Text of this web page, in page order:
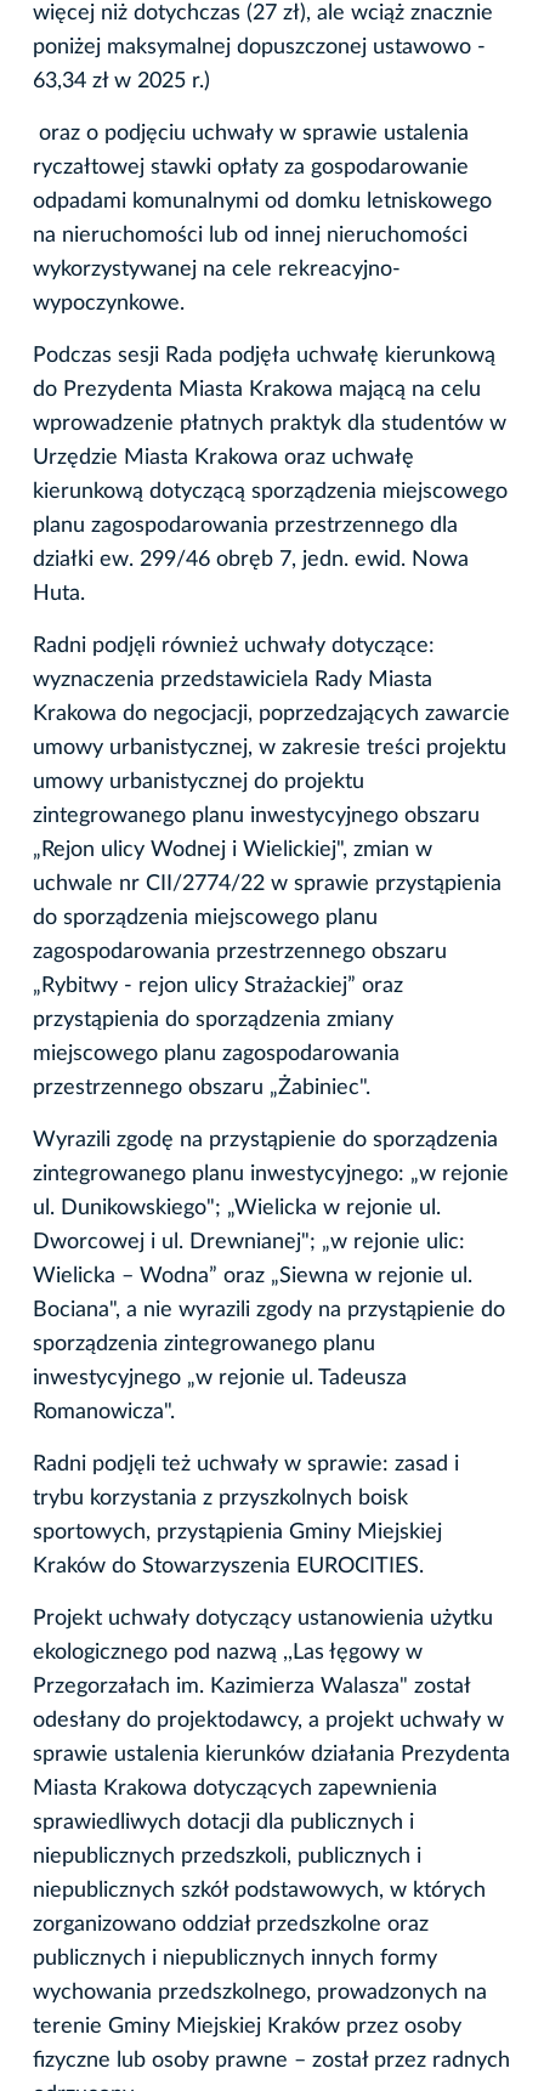
więcej niż dotychczas (27 zł), ale wciąż znacznie
poniżej maksymalnej dopuszczonej ustawowo -
63,34 zł w 2025 r.)
oraz o podjęciu uchwały w sprawie ustalenia
ryczałtowej stawki opłaty za gospodarowanie
odpadami komunalnymi od domku letniskowego
na nieruchomości lub od innej nieruchomości
wykorzystywanej na cele rekreacyjno-
wypoczynkowe.
Podczas sesji Rada podjęła uchwałę kierunkową
do Prezydenta Miasta Krakowa mającą na celu
wprowadzenie płatnych praktyk dla studentów w
Urzędzie Miasta Krakowa oraz uchwałę
kierunkową dotyczącą sporządzenia miejscowego
planu zagospodarowania przestrzennego dla
działki ew. 299/46 obręb 7, jedn. ewid. Nowa
Huta.
Radni podjęli również uchwały dotyczące:
wyznaczenia przedstawiciela Rady Miasta
Krakowa do negocjacji, poprzedzających zawarcie
umowy urbanistycznej, w zakresie treści projektu
umowy urbanistycznej do projektu
zintegrowanego planu inwestycyjnego obszaru
„Rejon ulicy Wodnej i Wielickiej", zmian w
uchwale nr CII/2774/22 w sprawie przystąpienia
do sporządzenia miejscowego planu
zagospodarowania przestrzennego obszaru
„Rybitwy - rejon ulicy Strażackiej” oraz
przystąpienia do sporządzenia zmiany
miejscowego planu zagospodarowania
przestrzennego obszaru „Żabiniec".
Wyrazili zgodę na przystąpienie do sporządzenia
zintegrowanego planu inwestycyjnego: „w rejonie
ul. Dunikowskiego"; „Wielicka w rejonie ul.
Dworcowej i ul. Drewnianej"; „w rejonie ulic:
Wielicka – Wodna” oraz „Siewna w rejonie ul.
Bociana", a nie wyrazili zgody na przystąpienie do
sporządzenia zintegrowanego planu
inwestycyjnego „w rejonie ul. Tadeusza
Romanowicza".
Radni podjęli też uchwały w sprawie: zasad i
trybu korzystania z przyszkolnych boisk
sportowych, przystąpienia Gminy Miejskiej
Kraków do Stowarzyszenia EUROCITIES.
Projekt uchwały dotyczący ustanowienia użytku
ekologicznego pod nazwą ,,Las łęgowy w
Przegorzałach im. Kazimierza Walasza" został
odesłany do projektodawcy, a projekt uchwały w
sprawie ustalenia kierunków działania Prezydenta
Miasta Krakowa dotyczących zapewnienia
sprawiedliwych dotacji dla publicznych i
niepublicznych przedszkoli, publicznych i
niepublicznych szkół podstawowych, w których
zorganizowano oddział przedszkolne oraz
publicznych i niepublicznych innych formy
wychowania przedszkolnego, prowadzonych na
terenie Gminy Miejskiej Kraków przez osoby
fizyczne lub osoby prawne – został przez radnych